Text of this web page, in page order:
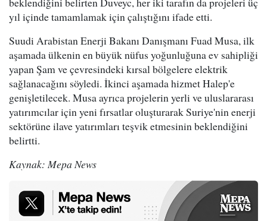
yıl içinde tamamlamak için çalıştığını ifade etti.
Suudi Arabistan Enerji Bakanı Danışmanı Fuad Musa, ilk
aşamada ülkenin en büyük nüfus yoğunluğuna ev sahipliği
yapan Şam ve çevresindeki kırsal bölgelere elektrik
sağlanacağını söyledi. İkinci aşamada hizmet Halep'e
genişletilecek. Musa ayrıca projelerin yerli ve uluslararası
yatırımcılar için yeni fırsatlar oluşturarak Suriye'nin enerji
sektörüne ilave yatırımları teşvik etmesinin beklendiğini
belirtti.
Kaynak: Mepa News